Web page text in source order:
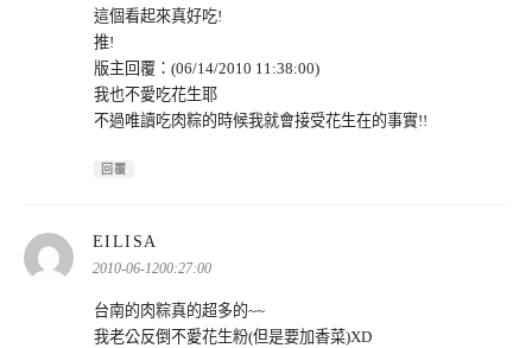
這個看起來真好吃!
推!
版主回覆：(06/14/2010 11:38:00)
我也不愛吃花生耶
不過唯讀吃肉粽的時候我就會接受花生在的事實!!
回覆
EILISA
示:
2010-06-1200:27:00
台南的肉粽真的超多的~~
我老公反倒不愛花生粉(但是要加香菜)XD